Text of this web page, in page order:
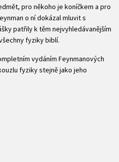
pro někoho je koníčkem a pro
o ní dokázal mluvit s
patřily k těm nejvyhledávanějším
fyziky biblí.
vydáním Feynmanových
fyziky stejně jako jeho